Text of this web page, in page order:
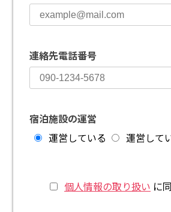
連絡先電話番号
宿泊施設の運営
運営している
運営して
個人情報の取り扱い に